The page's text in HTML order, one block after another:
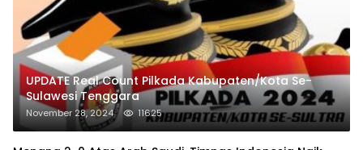
UPDATE Real Count Pilkada Kabupaten/Kota Se-
Sulawesi Tenggara
November 28, 2024 11625